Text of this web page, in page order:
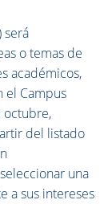
será
o temas de
académicos,
el Campus
octubre,
del listado
una
a sus intereses